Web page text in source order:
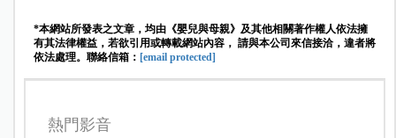
*本網站所發表之文章，均由《嬰兒與母親》及其他相關著作權人依法擁
有其法律權益，若欲引用或轉載網站內容， 請與本公司來信接洽，違者將
依法處理。聯絡信箱： [email protected]
熱門影音